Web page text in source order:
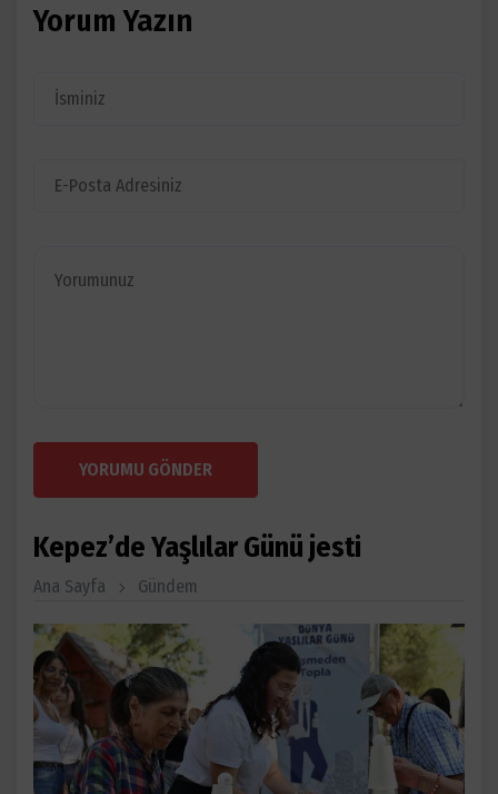
Yorum Yazın
YORUMU GÖNDER
Kepez’de Yaşlılar Günü jesti
Ana Sayfa Gündem